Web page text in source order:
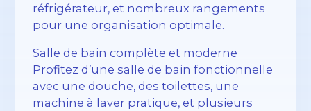
réfrigérateur, et nombreux rangements
pour une organisation optimale.
Salle de bain complète et moderne
Profitez d’une salle de bain fonctionnelle
avec une douche, des toilettes, une
machine à laver pratique, et plusieurs